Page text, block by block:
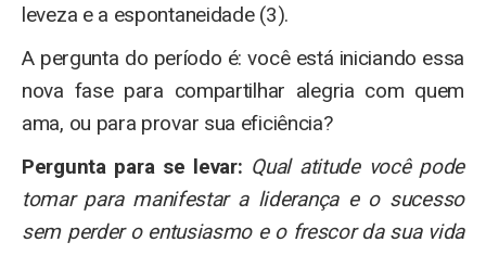
leveza e a espontaneidade (3).
A pergunta do período é: você está iniciando essa
nova fase para compartilhar alegria com quem
ama, ou para provar sua eficiência?
Pergunta para se levar: Qual atitude você pode
tomar para manifestar a liderança e o sucesso
sem perder o entusiasmo e o frescor da sua vida